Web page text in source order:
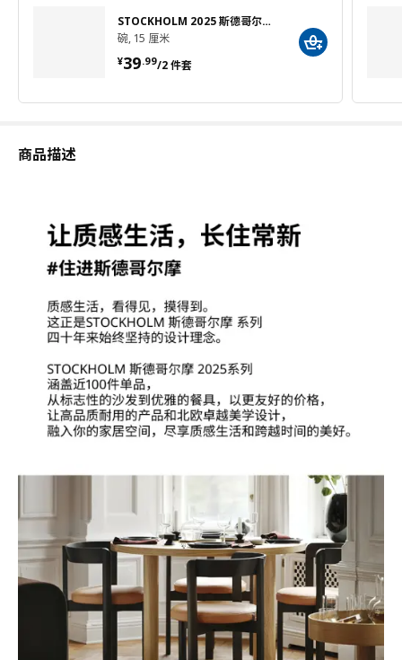
STOCKHOLM 2025 斯德哥尔摩 2025
碗, 15 厘米
¥39.99/2 件套
¥ 39.99/2 件套
商品描述